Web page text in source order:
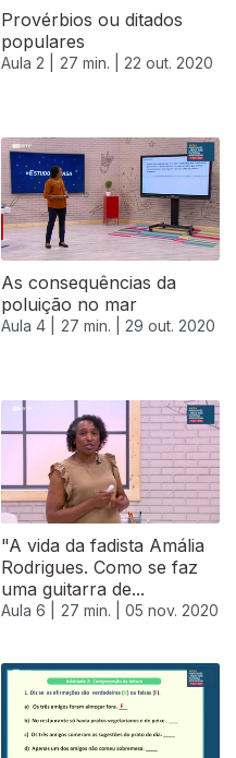
Provérbios ou ditados
populares
Aula 2 | 27 min. | 22 out. 2020
As consequências da
poluição no mar
Aula 4 | 27 min. | 29 out. 2020
"A vida da fadista Amália
Rodrigues. Como se faz
uma guitarra de...
Aula 6 | 27 min. | 05 nov. 2020